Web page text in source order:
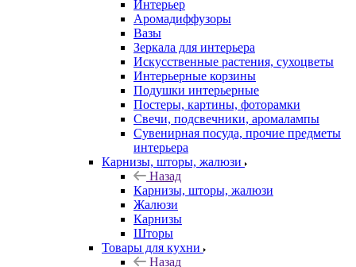
Интерьер
Аромадиффузоры
Вазы
Зеркала для интерьера
Искусственные растения, сухоцветы
Интерьерные корзины
Подушки интерьерные
Постеры, картины, фоторамки
Свечи, подсвечники, аромалампы
Сувенирная посуда, прочие предметы
интерьера
Карнизы, шторы, жалюзи
Назад
Карнизы, шторы, жалюзи
Жалюзи
Карнизы
Шторы
Товары для кухни
Назад